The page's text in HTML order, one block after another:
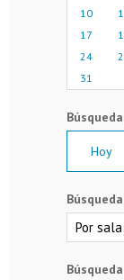
10
17
24
31
Hoy